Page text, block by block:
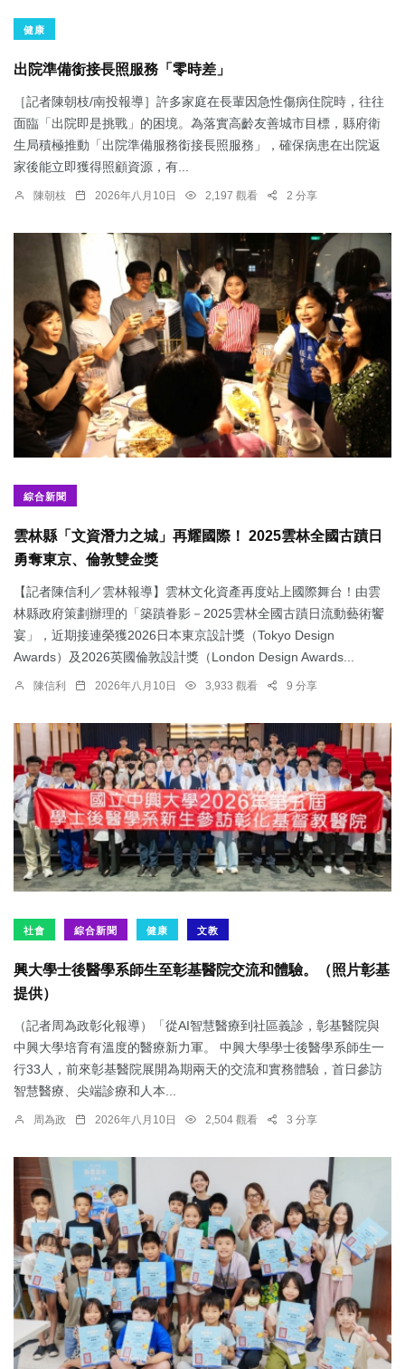
健康
出院準備銜接長照服務「零時差」
［記者陳朝枝/南投報導］許多家庭在長輩因急性傷病住院時，往往
面臨「出院即是挑戰」的困境。為落實高齡友善城市目標，縣府衛
生局積極推動「出院準備服務銜接長照服務」，確保病患在出院返
家後能立即獲得照顧資源，有...
陳朝枝 2026年八月10日 2,197 觀看 2 分享
綜合新聞
雲林縣「文資潛力之城」再耀國際！ 2025雲林全國古蹟日
勇奪東京、倫敦雙金獎
【記者陳信利／雲林報導】雲林文化資產再度站上國際舞台！由雲
林縣政府策劃辦理的「築蹟眷影－2025雲林全國古蹟日流動藝術饗
宴」，近期接連榮獲2026日本東京設計獎（Tokyo Design
Awards）及2026英國倫敦設計獎（London Design Awards...
陳信利 2026年八月10日 3,933 觀看 9 分享
社會 綜合新聞 健康 文教
興大學士後醫學系師生至彰基醫院交流和體驗。（照片彰基
提供）
（記者周為政彰化報導）「從AI智慧醫療到社區義診，彰基醫院與
中興大學培育有溫度的醫療新力軍。 中興大學學士後醫學系師生一
行33人，前來彰基醫院展開為期兩天的交流和實務體驗，首日參訪
智慧醫療、尖端診療和人本...
周為政 2026年八月10日 2,504 觀看 3 分享